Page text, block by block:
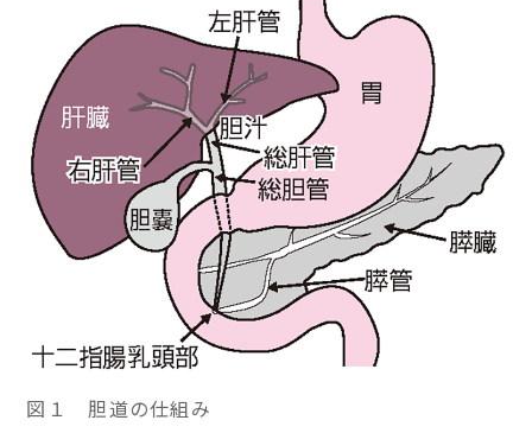
図１ 胆道の仕組み